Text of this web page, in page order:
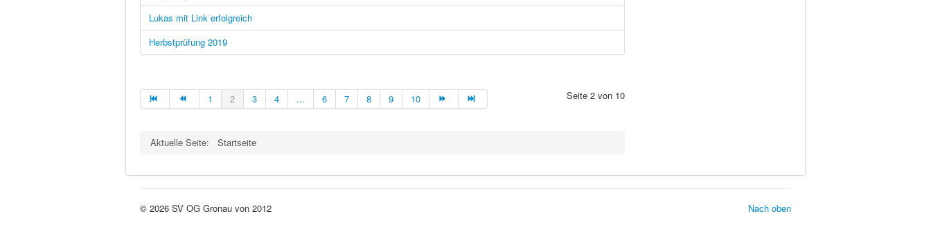
Lukas mit Link erfolgreich
Herbstprüfung 2019
Seite 2 von 10
1 2 3 4 ... 6 7 8 9 10
Aktuelle Seite: Startseite
Nach oben
© 2026 SV OG Gronau von 2012